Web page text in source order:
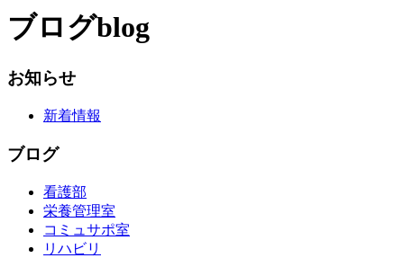
ブログblog
お知らせ
新着情報
ブログ
看護部
栄養管理室
コミュサポ室
リハビリ